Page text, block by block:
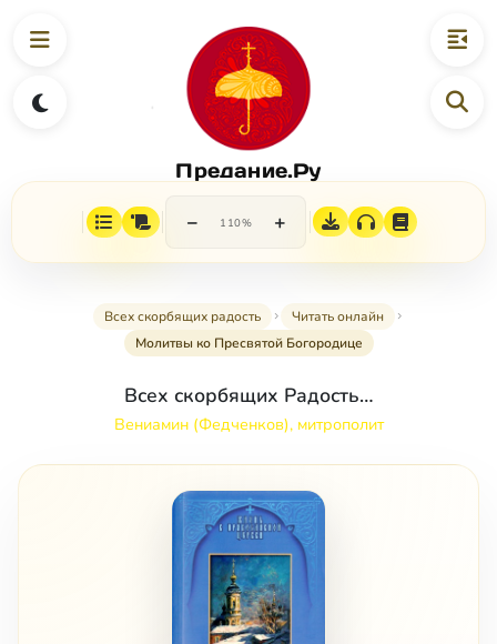
Предание.Ру
− 110% +
Всех скорбящих радость
Читать онлайн
Молитвы ко Пресвятой Богородице
Всех скорбящих Радость…
Вениамин (Федченков), митрополит